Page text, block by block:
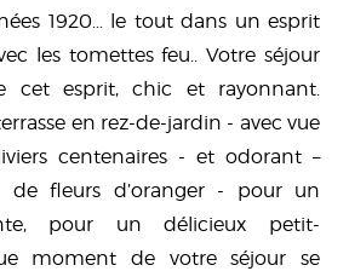
1920… le tout dans un esprit
les tomettes feu.. Votre séjour
cet esprit, chic et rayonnant.
en rez-de-jardin - avec vue
centenaires - et odorant –
de fleurs d’oranger - pour un
pour un délicieux petit-
moment de votre séjour se